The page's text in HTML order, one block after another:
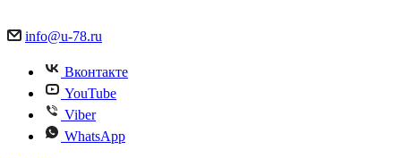
info@u-78.ru
Вконтакте
YouTube
Viber
WhatsApp